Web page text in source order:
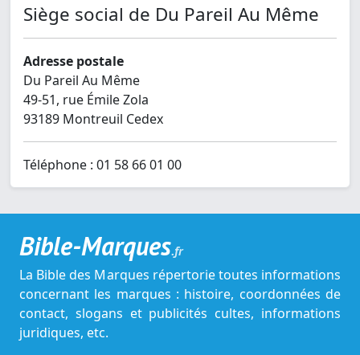
Siège social de Du Pareil Au Même
Adresse postale
Du Pareil Au Même
49-51, rue Émile Zola
93189 Montreuil Cedex
Téléphone : 01 58 66 01 00
Bible-Marques.fr
La Bible des Marques répertorie toutes informations
concernant les marques : histoire, coordonnées de
contact, slogans et publicités cultes, informations
juridiques, etc.